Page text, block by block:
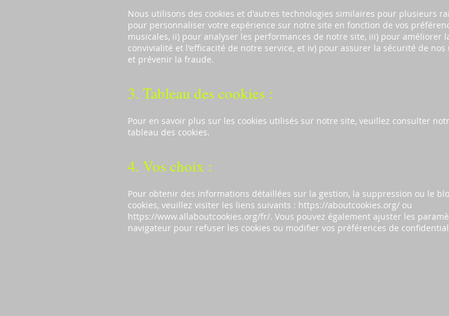
Nous utilisons des cookies et d'autres technologies similaires pour plusieurs
pour personnaliser votre expérience sur notre site en fonction de vos
musicales, ii) pour analyser les performances de notre site, iii) pour améliorer
convivialité et l'efficacité de notre service, et iv) pour assurer la sécurité de
et prévenir la fraude.
3. Tableau des cookies :
Pour en savoir plus sur les cookies utilisés sur notre site, veuillez consulter
tableau des cookies.
4. Vos choix :
Pour obtenir des informations détaillées sur la gestion, la suppression ou le
cookies, veuillez visiter les liens suivants : https://aboutcookies.org/ ou
https://www.allaboutcookies.org/fr/. Vous pouvez également ajuster les
navigateur pour refuser les cookies ou modifier vos préférences de